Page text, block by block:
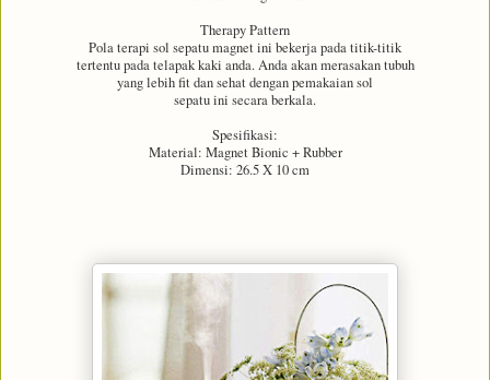
Therapy Pattern
Pola terapi sol sepatu magnet ini bekerja pada titik-titik
tertentu pada telapak kaki anda. Anda akan merasakan tubuh
yang lebih fit dan sehat dengan pemakaian sol
sepatu ini secara berkala.
Spesifikasi:
Material: Magnet Bionic + Rubber
Dimensi: 26.5 X 10 cm